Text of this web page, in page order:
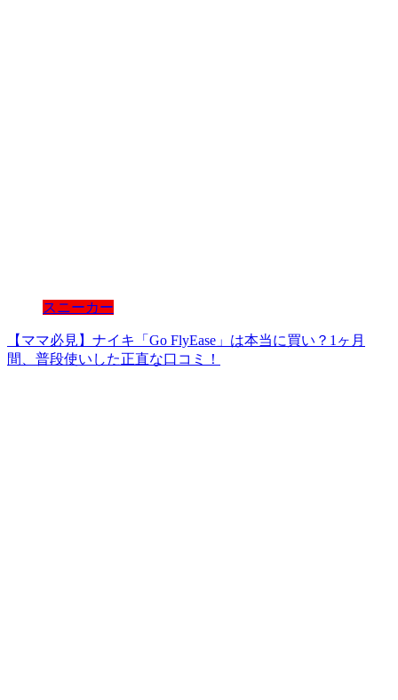
スニーカー
【ママ必見】ナイキ「Go FlyEase」は本当に買い？1ヶ月
間、普段使いした正直な口コミ！